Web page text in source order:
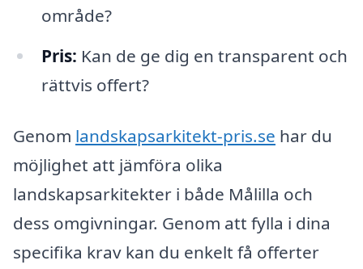
område?
Pris: Kan de ge dig en transparent och
rättvis offert?
Genom landskapsarkitekt-pris.se har du
möjlighet att jämföra olika
landskapsarkitekter i både Målilla och
dess omgivningar. Genom att fylla i dina
specifika krav kan du enkelt få offerter